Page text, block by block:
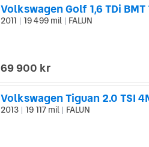
Volkswagen Golf 1,6 TDi
2011 19 499 mil FALUN
69 900 kr
2013 19 117 mil FALUN